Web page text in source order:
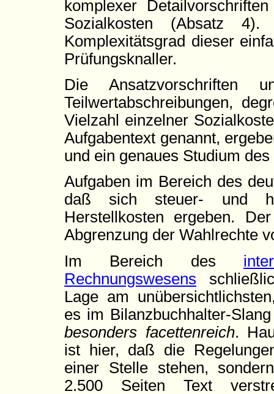
komplexer
Sozialkosten (Absatz
Komplexitätsgrad dieser
Prüfungsknaller.
Die Ansatzvorschriften
Teilwertabschreibungen,
Vielzahl einzelner
Aufgabentext genannt,
und ein genaues Studium
Aufgaben im Bereich des
daß sich steuer- und
Herstellkosten ergeben.
Abgrenzung der Wahlrechte
Im Bereich des
Rechnungswesens
Lage am
es im Bilanzbuchhalter-
besonders facettenreich.
ist hier, daß die
einer Stelle stehen,
2.500 Seiten Text